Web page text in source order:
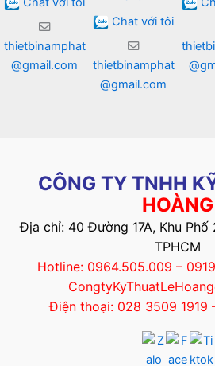
thietbinamphat
@gmail.com
Chat với tôi
thietbinamphat
@gmail.com
CÔNG TY TNHH
HOÀNG
Địa chỉ: 40 Đường 17A, Khu Phố
TPHCM
Hotline: 0964.505.009 –
Điện thoại: 028 3509 1919